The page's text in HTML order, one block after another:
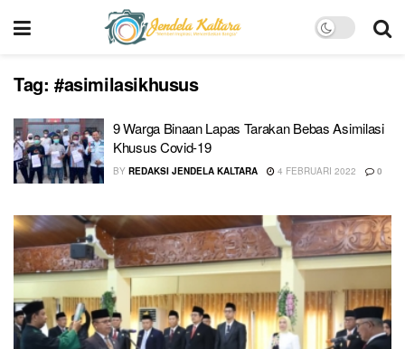
Tag: #asimilasikhusus
9 Warga Binaan Lapas Tarakan Bebas Asimilasi
Khusus Covid-19
BY REDAKSI JENDELA KALTARA 4 FEBRUARI 2022 0